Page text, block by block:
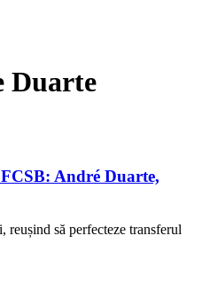
Duarte
André Duarte,
să perfecteze transferul